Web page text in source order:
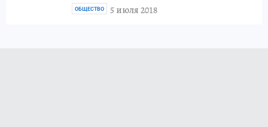
5 июля 2018
ОБЩЕСТВО